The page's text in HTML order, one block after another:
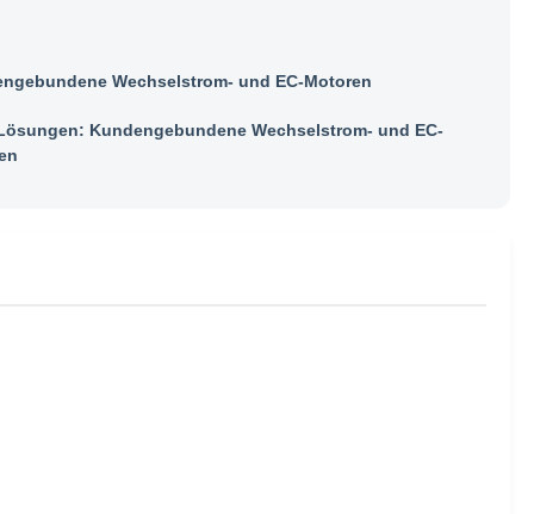
Wechselstrom- und EC-Motoren
Kundengebundene Wechselstrom- und EC-